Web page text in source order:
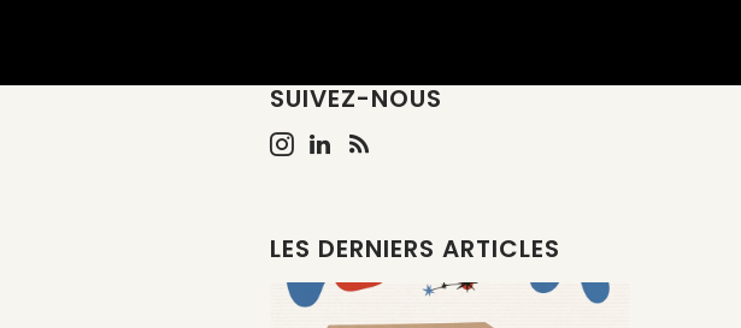
SUIVEZ-NOUS
LES DERNIERS ARTICLES